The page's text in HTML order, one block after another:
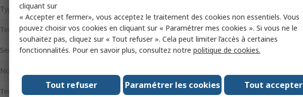
Type de Boitier
Température minimum de fonctionnement -40°C
Sensibilité 10mT
Nombre de broches
Température d'utilisation maximum
cliquant sur
« Accepter et fermer», vous acceptez le traitement des cookies non essentiels. Vous
pouvez choisir vos cookies en cliquant sur « Paramétrer mes cookies ». Si vous ne le
souhaitez pas, cliquez sur « Tout refuser ». Cela peut limiter l’accès à certaines
fonctionnalités. Pour en savoir plus, consultez notre politique de cookies.
Tout accepter
Paramétrer les cookies
Tout refuser